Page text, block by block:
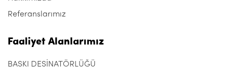
Referanslarımız
Faaliyet Alanlarımız
BASKI DESİNATÖRLÜĞÜ